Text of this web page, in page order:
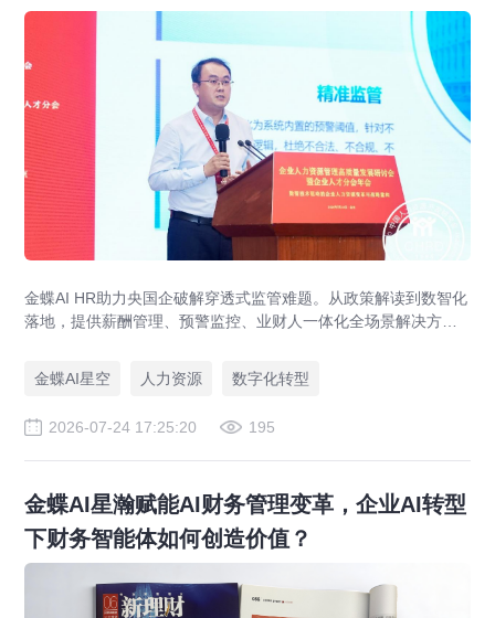
金蝶AI HR助力央国企破解穿透式监管难题。从政策解读到数智化
落地，提供薪酬管理、预警监控、业财人一体化全场景解决方
金蝶AI星空
人力资源 数字化转型
2026-07-24 17:25:20 195
金蝶AI星瀚赋能AI财务管理变革，企业AI转型
下财务智能体如何创造价值？